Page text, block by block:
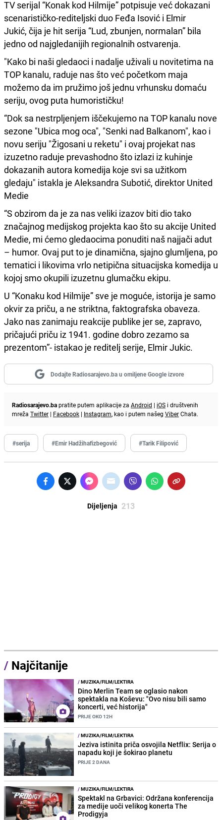
TV serijal “Konak kod Hilmije” potpisuje već dokazani
scenarističko-rediteljski duo Feđa Isović i Elmir
Jukić, čija je hit serija “Lud, zbunjen, normalan” bila
jedno od najgledanijih regionalnih ostvarenja.
"Kako bi naši gledaoci i nadalje uživali u novitetima na
TOP kanalu, raduje nas što već početkom maja
možemo da im pružimo još jednu vrhunsku domaću
seriju, ovog puta humorističku!
“Dok sa nestrpljenjem iščekujemo na TOP kanalu nove
sezone "Ubica mog oca", "Senki nad Balkanom", kao i
novu seriju "Žigosani u reketu" i ovaj projekat nas
izuzetno raduje prevashodno što izlazi iz kuhinje
dokazanih autora komedija koje svi sa užitkom
gledaju" istakla je Aleksandra Subotić, direktor United
Medie
“S obzirom da je za nas veliki izazov biti dio tako
značajnog medijskog projekta kao što su akcije United
Medie, mi ćemo gledaocima ponuditi naš najjači adut
– humor. Ovaj put to je dinamična, sjajno glumljena, po
tematici i likovima vrlo netipična situacijska komedija u
kojoj smo okupili izuzetnu glumačku ekipu.
U “Konaku kod Hilmije” sve je moguće, istorija je samo
okvir za priču, a ne striktna, faktografska obaveza.
Jako nas zanimaju reakcije publike jer se, zapravo,
pričajući priču iz 1941. godine dobro zezamo sa
prezentom”- istakao je reditelj serije, Elmir Jukic.
Dodajte Radiosarajevo.ba u omiljene Google izvore
Radiosarajevo.bapratite putem aplikacije za Android | iOS i društvenih
mreža Twitter | Facebook | Instagram, kao i putem našeg ViberChata.
#serija #Emir Hadžihafizbegović #Tarik Filipović
Dijeljenja 213
/ Najčitanije
/MUZIKA/FILM/LEKTIRA
Dino Merlin Team se oglasio nakon
spektakla na Koševu: "Ovo nisu bili samo
koncerti, već historija"
PRIJE OKO 12H
/MUZIKA/FILM/LEKTIRA
Jeziva istinita priča osvojila Netflix: Serija o
napadu koji je šokirao planetu
PRIJE 2 DANA
/MUZIKA/FILM/LEKTIRA
Spektakl na Grbavici: Održana konferencija
za medije uoči velikog konerta The
Prodigyja